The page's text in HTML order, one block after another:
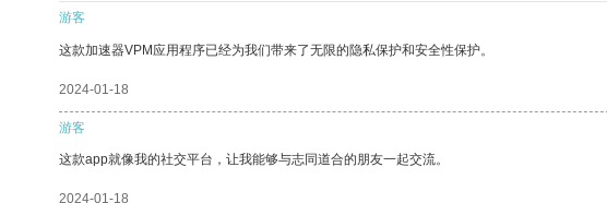
游客
这款加速器VPM应用程序已经为我们带来了无限的隐私保护和安全性保护。
2024-01-18
游客
这款app就像我的社交平台，让我能够与志同道合的朋友一起交流。
2024-01-18